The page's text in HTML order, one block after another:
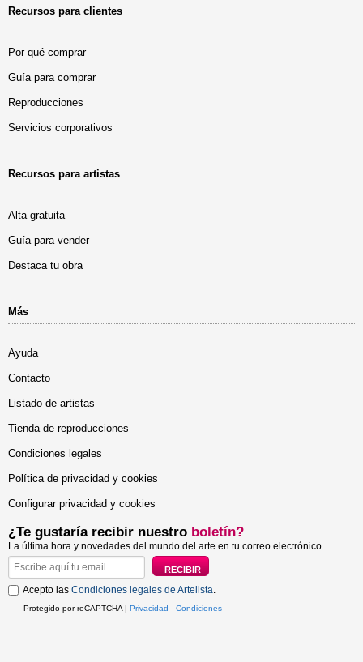
Recursos para clientes
Por qué comprar
Guía para comprar
Reproducciones
Servicios corporativos
Recursos para artistas
Alta gratuita
Guía para vender
Destaca tu obra
Más
Ayuda
Contacto
Listado de artistas
Tienda de reproducciones
Condiciones legales
Política de privacidad y cookies
Configurar privacidad y cookies
¿Te gustaría recibir nuestro boletín?
La última hora y novedades del mundo del arte en tu correo electrónico
Acepto las Condiciones legales de Artelista.
Protegido por reCAPTCHA | Privacidad - Condiciones